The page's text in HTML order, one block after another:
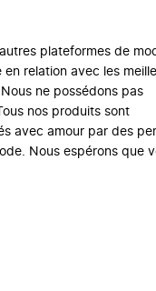
plateformes de
relation avec les
ne possédons pas
nos produits sont
avec amour par des
Nous espérons que